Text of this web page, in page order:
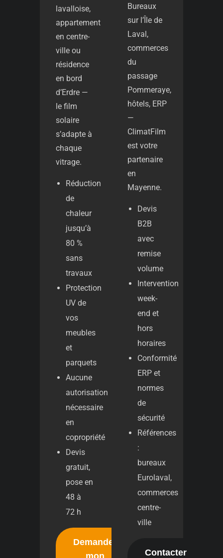
lavalloise,
appartement
en centre-
ville ou
résidence
en bord
d’Erdre —
le film
solaire
s’adapte à
chaque
vitrage.
Réduction
de
chaleur
jusqu’à
80 %
sans
travaux
Protection
UV de
vos
meubles
et
parquets
Aucune
autorisation
nécessaire
en
copropriété
Devis
gratuit,
pose en
48 à
72 h
Demander
mon
Bureaux
sur l’Île de
Laval,
commerces
du
passage
Pommeraye,
hôtels, ERP
—
ClimatFilm
est votre
partenaire
en
Mayenne.
Devis
B2B
avec
remise
volume
Intervention
week-
end et
hors
horaires
Conformité
ERP et
normes
de
sécurité
Références
:
bureaux
Eurolaval,
commerces
centre-
ville
Contacter